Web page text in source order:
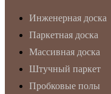
Инженерная доска
Паркетная доска
Массивная доска
Штучный паркет
Пробковые полы